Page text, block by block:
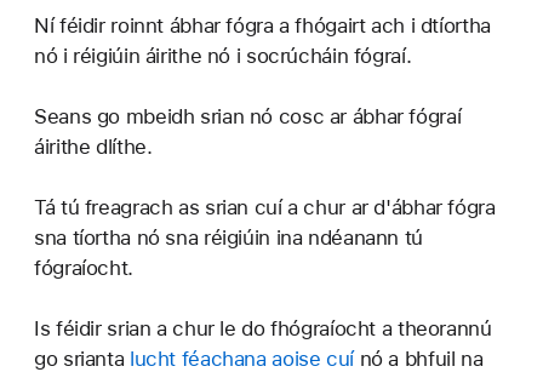
Ní féidir roinnt ábhar fógra a fhógairt ach i dtíortha
nó i réigiúin áirithe nó i socrúcháin fógraí.
Seans go mbeidh srian nó cosc ​​ar ábhar fógraí
áirithe dlíthe.
Tá tú freagrach as srian cuí a chur ar d'ábhar fógra
sna tíortha nó sna réigiúin ina ndéanann tú
fógraíocht.
Is féidir srian a chur le do fhógraíocht a theorannú
go srianta lucht féachana aoise cuínó a bhfuil na